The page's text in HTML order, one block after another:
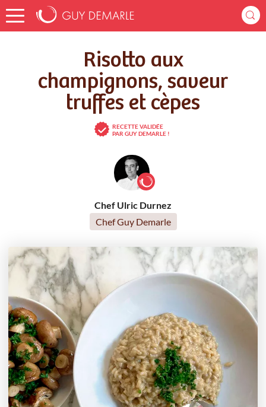
Accueil
Recettes
Risotto aux champignons, saveur truffes et cèpes
Risotto aux
champignons, saveur
truffes et cèpes
RECETTE VALIDÉE
PAR GUY DEMARLE !
Chef Ulric Durnez
Chef Guy Demarle